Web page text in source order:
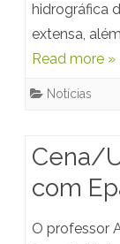
hidrográfica
extensa,
Read more »
Notícias
Cena/
com
O professor